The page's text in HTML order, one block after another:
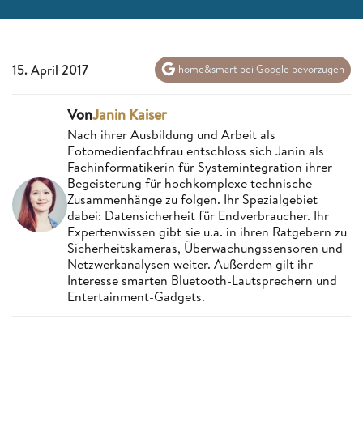
15. April 2017 home&smart bei Google bevorzugen
VonJanin Kaiser
Nach ihrer Ausbildung und Arbeit als
Fotomedienfachfrau entschloss sich Janin als
Fachinformatikerin für Systemintegration ihrer
Begeisterung für hochkomplexe technische
Zusammenhänge zu folgen. Ihr Spezialgebiet
dabei: Datensicherheit für Endverbraucher. Ihr
Expertenwissen gibt sie u.a. in ihren Ratgebern zu
Sicherheitskameras, Überwachungssensoren und
Netzwerkanalysen weiter. Außerdem gilt ihr
Interesse smarten Bluetooth-Lautsprechern und
Entertainment-Gadgets.